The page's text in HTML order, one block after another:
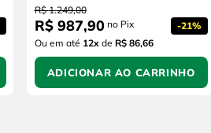
R$ 1.249,00
R$ 987,90no Pix -21%
Ou em até 12xde R$ 86,66
ADICIONAR AO CARRINHO